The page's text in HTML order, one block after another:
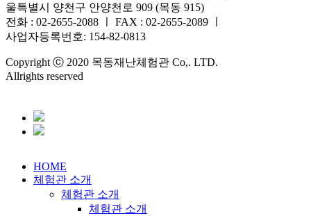
울특별시 양천구 안양천로 909 (목동 915)
전화 : 02-2655-2088 ㅣ FAX : 02-2655-2089 ㅣ
사업자등록번호: 154-82-0813
Copyright ⓒ 2020 목동재난체험관 Co,. LTD.
Allrights reserved
HOME
체험관 소개
체험관 소개
체험관 소개